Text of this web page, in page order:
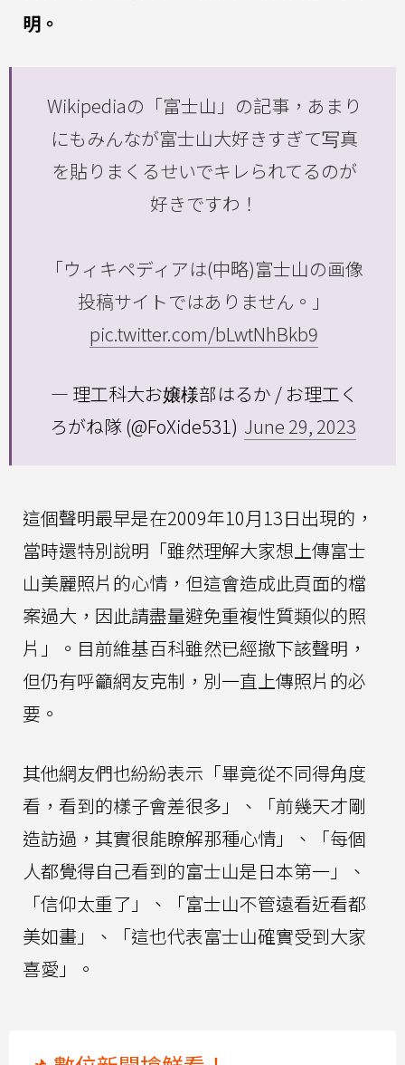
明。
Wikipediaの「富士山」の記事，あまり
にもみんなが富士山大好きすぎて写真
を貼りまくるせいでキレられてるのが
好きですわ！
「ウィキペディアは(中略)富士山の画像
投稿サイトではありません。」
pic.twitter.com/bLwtNhBkb9
— 理工科大お嬢様部はるか / お理工く
ろがね隊 (@FoXide531) June 29, 2023
這個聲明最早是在2009年10月13日出現的，
當時還特別說明「雖然理解大家想上傳富士
山美麗照片的心情，但這會造成此頁面的檔
案過大，因此請盡量避免重複性質類似的照
片」。目前維基百科雖然已經撤下該聲明，
但仍有呼籲網友克制，別一直上傳照片的必
要。
其他網友們也紛紛表示「畢竟從不同得角度
看，看到的樣子會差很多」、「前幾天才剛
造訪過，其實很能瞭解那種心情」、「每個
人都覺得自己看到的富士山是日本第一」、
「信仰太重了」、「富士山不管遠看近看都
美如畫」、「這也代表富士山確實受到大家
喜愛」。